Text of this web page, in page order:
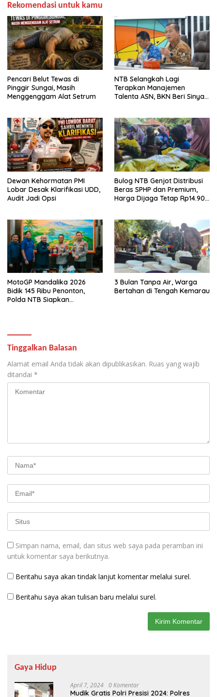
Rekomendasi untuk kamu
Pencari Belut Tewas di
Pinggir Sungai, Masih
Menggenggam Alat Setrum
NTB Selangkah Lagi
Terapkan Manajemen
Talenta ASN, BKN Beri Sinyal
Dewan Kehormatan PMI
Lobar Desak Klarifikasi UDD,
Audit Jadi Opsi
Bulog NTB Genjot Distribusi
Beras SPHP dan Premium,
Harga Dijaga Tetap Rp14.900
MotoGP Mandalika 2026
Bidik 145 Ribu Penonton,
Polda NTB Siapkan
3 Bulan Tanpa Air, Warga
Bertahan di Tengah Kemarau
Tinggalkan Balasan
Alamat email Anda tidak akan dipublikasikan. Ruas yang wajib
ditandai *
Simpan nama, email, dan situs web saya pada peramban ini
untuk komentar saya berikutnya.
Beritahu saya akan tindak lanjut komentar melalui surel.
Beritahu saya akan tulisan baru melalui surel.
Gaya Hidup
April 7, 2024 0 Komentar
Mudik Gratis Polri Presisi 2024: Polres